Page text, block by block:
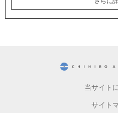
当サイト
サイト